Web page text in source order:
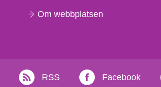
Om webbplatsen
RSS Facebook